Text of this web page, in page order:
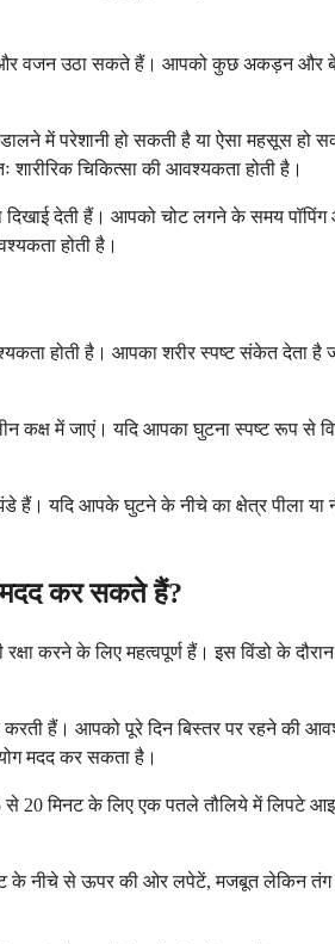
वजन उठा सकते हैं। आपको कुछ अकड़न
में परेशानी हो सकती है या ऐसा महसूस
चिकित्सा की आवश्यकता होती है।
दिखाई देती हैं। आपको चोट लगने के समय
होती है।
होती है। आपका शरीर स्पष्ट संकेत देता
में जाएं। यदि आपका घुटना स्पष्ट रूप से
आपके घुटने के नीचे का क्षेत्र पीला या
कर सकते हैं?
करने के लिए महत्वपूर्ण हैं। इस विंडो के
करती हैं। आपको पूरे दिन बिस्तर पर रहने
मदद कर सकता है।
20 मिनट के लिए एक पतले तौलिये में लिपटे
नीचे से ऊपर की ओर लपेटें, मजबूत लेकिन तंग